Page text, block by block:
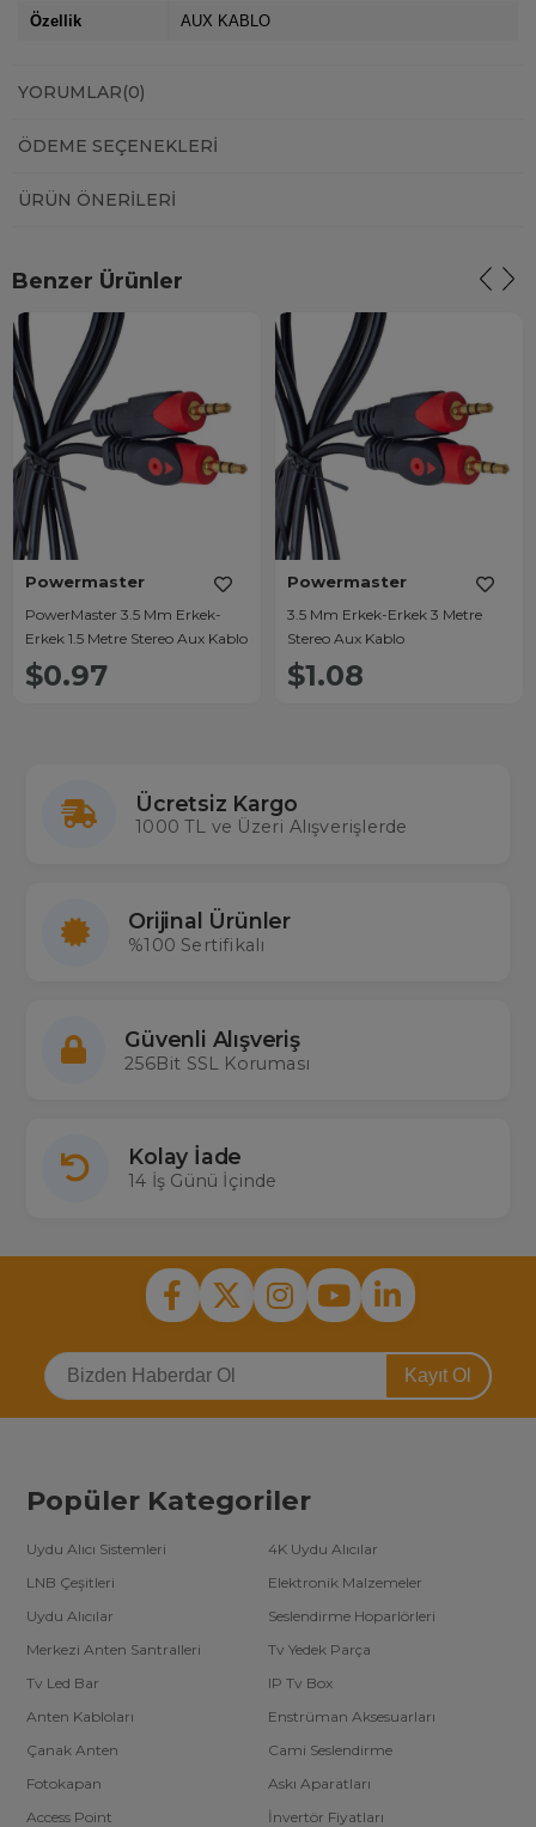
Özellik AUX KABLO
YORUMLAR(0)
ÖDEME SEÇENEKLERI
ÜRÜN ÖNERILERI
Benzer Ürünler
Powermaster
PowerMaster 3.5 Mm Erkek-
Erkek 1.5 Metre Stereo Aux Kablo
$0.97
Powermaster
3.5 Mm Erkek-Erkek 3 Metre
Stereo Aux Kablo
$1.08
Ücretsiz Kargo
1000 TL ve Üzeri Alışverişlerde
Orijinal Ürünler
%100 Sertifikalı
Güvenli Alışveriş
256Bit SSL Koruması
Kolay İade
14 İş Günü İçinde
Kayıt Ol
Popüler Kategoriler
Uydu Alıcı Sistemleri
4K Uydu Alıcılar
LNB Çeşitleri
Elektronik Malzemeler
Uydu Alıcılar
Seslendirme Hoparlörleri
Merkezi Anten Santralleri
Tv Yedek Parça
Tv Led Bar
IP Tv Box
Anten Kabloları
Enstrüman Aksesuarları
Çanak Anten
Cami Seslendirme
Fotokapan
Askı Aparatları
Access Point
İnvertör Fiyatları